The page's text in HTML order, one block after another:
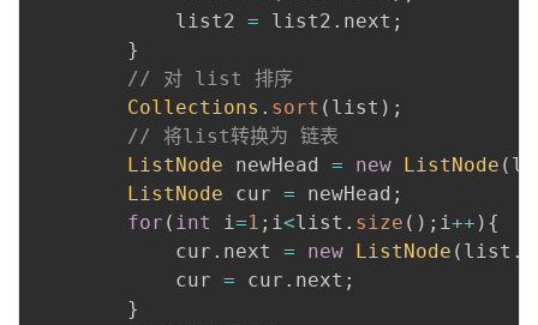
            list2
= list2 . next ;
}
// 对 list 排序
Collections . sort ( list ) ;
// 将list转换为 链表
ListNode newHead = new ListNode (
ListNode cur = newHead ;
for ( int i=1 ; i<list . size ( ) ; i++ ) {
            cur
. next = new ListNode ( list .
            cur
= cur . next ;
}